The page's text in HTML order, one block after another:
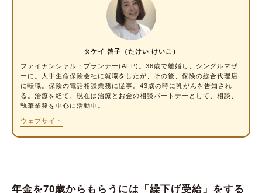
①加給年金や振替加算の対象外になる可能性
②税金や社会保険料の増額で手取りが思った
ほど増えない
③医療費の自己負担割合が増える可能性があ
る
④70歳まで繰下げ受給ができない場合もある
【手続き方法①】繰下げ受給を希望する場合
タケイ 啓子（たけい けいこ）
ファイナンシャル・プランナー(AFP)。36歳で離婚し、シングルマザ
ーに。大手生命保険会社に就職をしたが、その後、保険の総合代理店
に転職。保険の電話相談業務に従事。43歳の時に乳がんを告知され
る。治療を経て、現在は治療とお金の相談パートナーとして、相談、
執筆業務を中心に活動中。
ウェブサイト
年金を70歳からもらうには「繰下げ受給」をする